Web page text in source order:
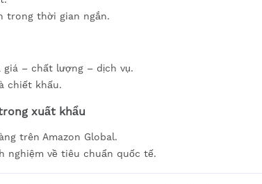
trong thời gian ngắn.
– chất lượng – dịch vụ.
chiết khấu.
xuất khẩu
trên Amazon Global.
nghiệm về tiêu chuẩn quốc tế.